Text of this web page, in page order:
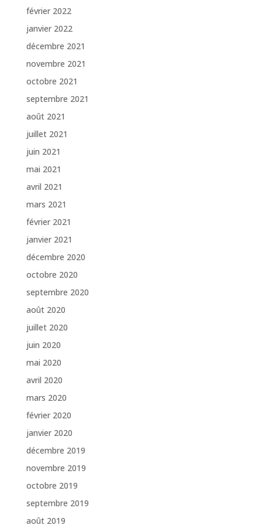
février 2022
janvier 2022
décembre 2021
novembre 2021
octobre 2021
septembre 2021
août 2021
juillet 2021
juin 2021
mai 2021
avril 2021
mars 2021
février 2021
janvier 2021
décembre 2020
octobre 2020
septembre 2020
août 2020
juillet 2020
juin 2020
mai 2020
avril 2020
mars 2020
février 2020
janvier 2020
décembre 2019
novembre 2019
octobre 2019
septembre 2019
août 2019